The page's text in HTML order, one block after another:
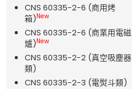
CNS 60335-2-6 (商用烤
箱) New
CNS 60335-2-6 (商業用電磁
爐) New
CNS 60335-2-2 (真空吸塵器
類)
CNS 60335-2-3 (電熨斗類)